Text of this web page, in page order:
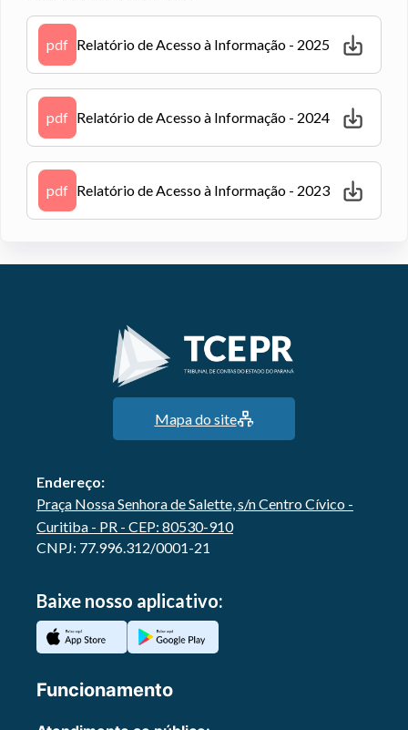
pdf Relatório de Acesso à Informação - 2025
pdf Relatório de Acesso à Informação - 2024
pdf Relatório de Acesso à Informação - 2023
Mapa do site
Endereço:
Praça Nossa Senhora de Salette, s/n Centro Cívico -
Curitiba - PR - CEP: 80530-910
CNPJ: 77.996.312/0001-21
Baixe nosso aplicativo:
Funcionamento